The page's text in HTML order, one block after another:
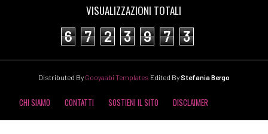
VISUALIZZAZIONI TOTALI
6 7 2 3 9 7 3
Distributed By Gooyaabi Templates Edited ByStefania Bergo
CHI SIAMO CONTATTI SOSTIENI IL SITO DISCLAIMER